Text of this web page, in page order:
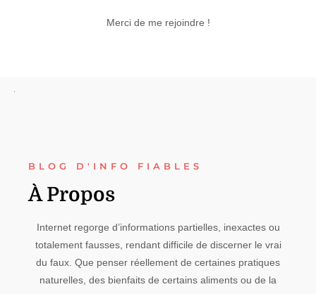
Merci de me rejoindre !
BLOG D'INFO FIABLES
À Propos
Internet regorge d’informations partielles, inexactes ou
totalement fausses, rendant difficile de discerner le vrai
du faux. Que penser réellement de certaines pratiques
naturelles, des bienfaits de certains aliments ou de la